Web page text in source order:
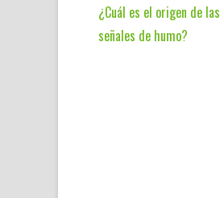
¿Cuál es el origen de las
señales de humo?